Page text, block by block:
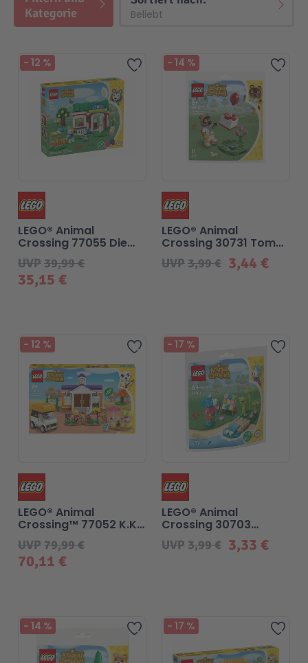
Kategorie
Zur Wunschliste hinzufügen
- 12 %
35,15 €
UVP39,99 €
LEGO® Animal
Crossing 77055 Die
Schneiderei der
Schneiderschwestern
Zur
- 14 %
Beliebt
3,44 €
UVP3,99 €
LEGO® Animal
Crossing 30731 Tom
Nook und Ballon-
Geschenk
Zur Wunschliste hinzufügen
- 12 %
70,11 €
UVP79,99 €
LEGO® Animal
Crossing™ 77052 K.K.
spielt auf dem
Festplatz
Zur
- 17 %
Beliebt
3,33 €
UVP3,99 €
LEGO® Animal
Crossing 30703
Jimmys
Strandgemälde
Zur Wunschliste hinzufügen
- 14 %
Beliebt Zur
- 17 %